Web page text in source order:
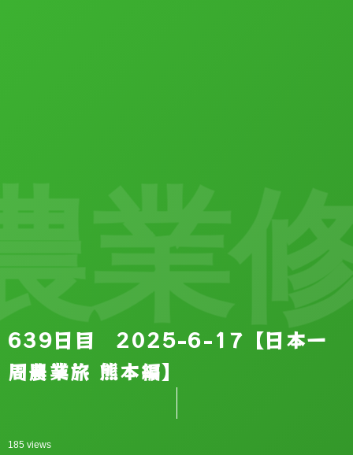
639日目 2025-6-17【日本一
周農業旅 熊本編】
185 views